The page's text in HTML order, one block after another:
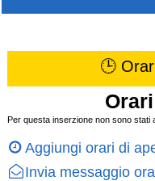
🕒
Per questa inserzione non sono stati
Aggiungi orari di
Invia messaggio ora